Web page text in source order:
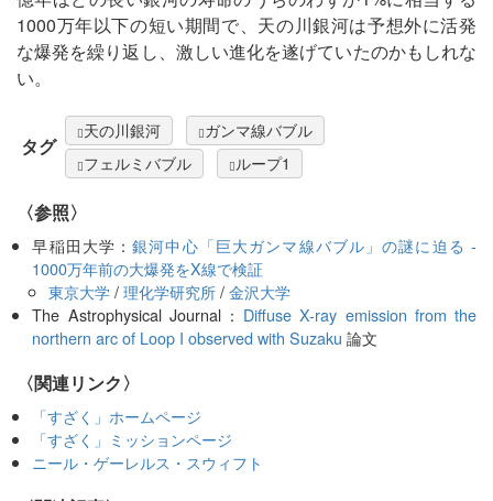
1000万年以下の短い期間で、天の川銀河は予想外に活発
な爆発を繰り返し、激しい進化を遂げていたのかもしれな
い。
タグ
天の川銀河
ガンマ線バブル
フェルミバブル
ループ1
〈参照〉
早稲田大学：銀河中心「巨大ガンマ線バブル」の謎に迫る -
1000万年前の大爆発をX線で検証
東京大学/理化学研究所/金沢大学
The Astrophysical Journal： Diffuse X-ray emission from the
northern arc of Loop I observed with Suzaku 論文
〈関連リンク〉
「すざく」ホームページ
「すざく」ミッションページ
ニール・ゲーレルス・スウィフト